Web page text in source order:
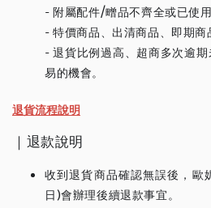
- 附屬配件/㽪品不齊全或已使
- 特價商品、出清商品、即期商
- 退貨比例過高、超商多次逾
易的機會。
退貨流程說明
｜退款說明
收到退貨商品確認無誤後，
日)會辦理後續退款事宜。